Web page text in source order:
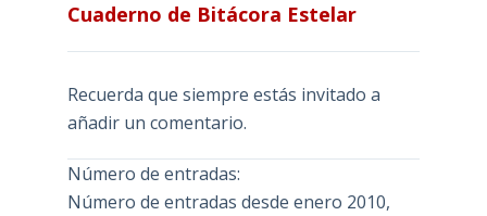
Cuaderno de Bitácora Estelar
Recuerda que siempre estás invitado a
añadir un comentario.
Número de entradas:
Número de entradas desde enero 2010,